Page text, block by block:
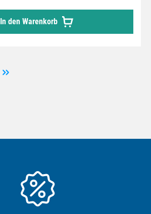
In den Warenkorb